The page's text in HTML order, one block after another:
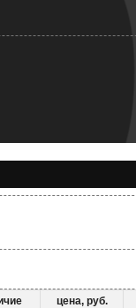
цена, руб.